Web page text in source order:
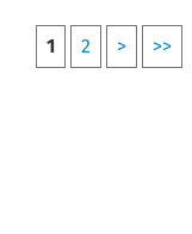
1 2 > >>